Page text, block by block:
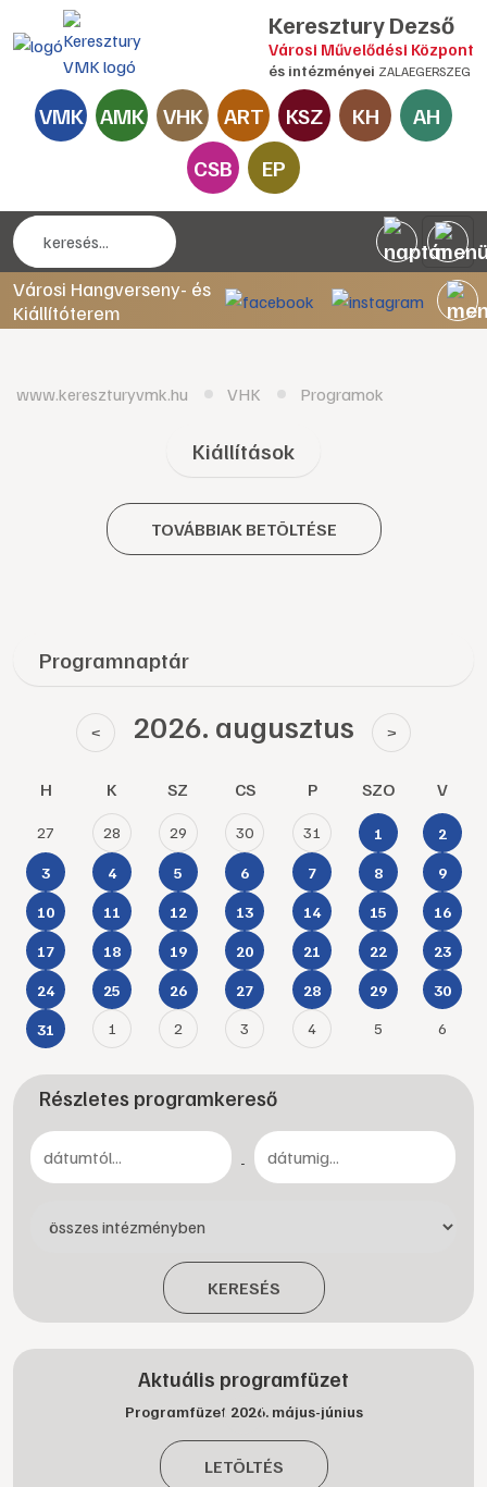
Keresztury Dezső
Városi Művelődési Központ
és intézményei ZALAEGERSZEG
VMK AMK VHK ART KSZ KH
AH
CSB
EP
Városi Hangverseny- és
Kiállítóterem
www.kereszturyvmk.hu VHK Programok
Kiállítások
TOVÁBBIAK BETÖLTÉSE
Programnaptár
< 2026. augusztus >
H K SZ CS P SZO V
27 28 29 30 31 1 2
3 4 5 6 7 8 9
10 11 12 13 14 15 16
17 18 19 20 21 22 23
24 25 26 27 28 29 30
31 1 2 3 4 5 6
Részletes programkereső
-
KERESÉS
Aktuális programfüzet
Programfüzet 2026. május-június
LETÖLTÉS